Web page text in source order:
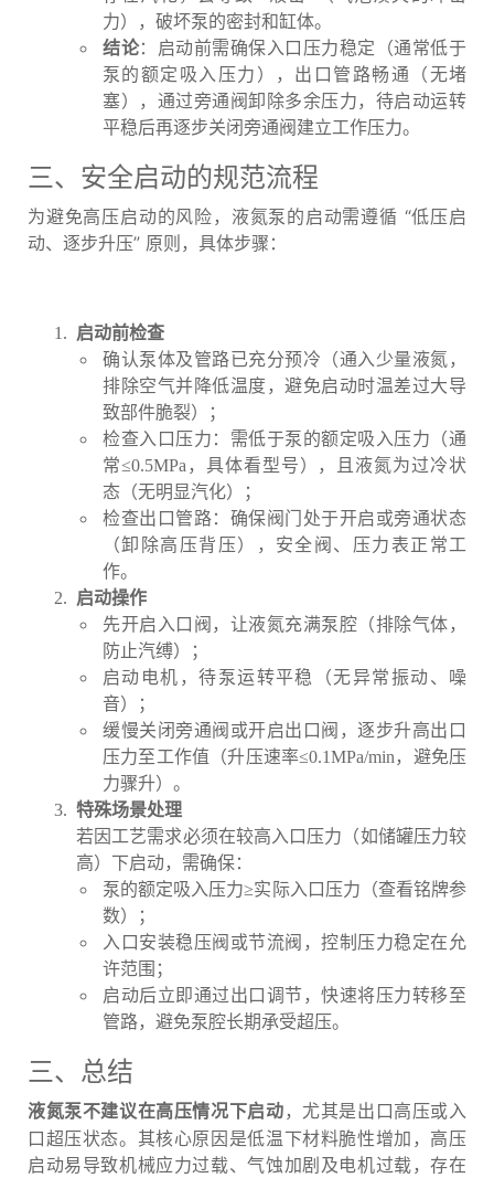
力），破坏泵的密封和缸体。
结论：启动前需确保入口压力稳定（通常低于
泵的额定吸入压力），出口管路畅通（无堵
塞），通过旁通阀卸除多余压力，待启动运转
平稳后再逐步关闭旁通阀建立工作压力。
三、安全启动的规范流程
为避免高压启动的风险，液氮泵的启动需遵循 “低压启
动、逐步升压” 原则，具体步骤：
启动前检查
确认泵体及管路已充分预冷（通入少量液氮，
排除空气并降低温度，避免启动时温差过大导
致部件脆裂）；
检查入口压力：需低于泵的额定吸入压力（通
常≤0.5MPa，具体看型号），且液氮为过冷状
态（无明显汽化）；
检查出口管路：确保阀门处于开启或旁通状态
（卸除高压背压），安全阀、压力表正常工
作。
启动操作
先开启入口阀，让液氮充满泵腔（排除气体，
防止汽缚）；
启动电机，待泵运转平稳（无异常振动、噪
音）；
缓慢关闭旁通阀或开启出口阀，逐步升高出口
压力至工作值（升压速率≤0.1MPa/min，避免压
力骤升）。
特殊场景处理
若因工艺需求必须在较高入口压力（如储罐压力较
高）下启动，需确保：
泵的额定吸入压力≥实际入口压力（查看铭牌参
数）；
入口安装稳压阀或节流阀，控制压力稳定在允
许范围；
启动后立即通过出口调节，快速将压力转移至
管路，避免泵腔长期承受超压。
三、总结
液氮泵不建议在高压情况下启动 ，尤其是出口高压或入
口超压状态。其核心原因是低温下材料脆性增加，高压
启动易导致机械应力过载、气蚀加剧及电机过载，存在